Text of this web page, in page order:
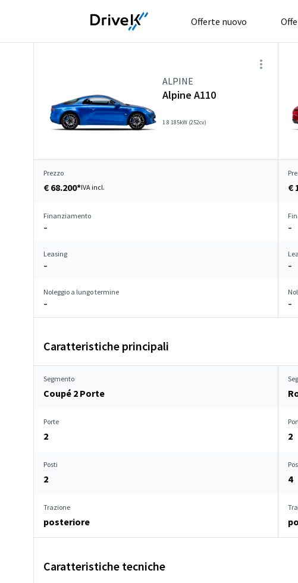
Offerte nuovo
ALPINE
Alpine A110
1.8 185kW (252cv)
Prezzo
€ 68.200*IVA incl. €
Finanziamento
–
–
Leasing
–
–
Noleggio a lungo termine
–
–
Caratteristiche principali
Segmento
Coupé 2 Porte
Porte
2 2
Posti
2 4
Trazione
posteriore
Caratteristiche tecniche